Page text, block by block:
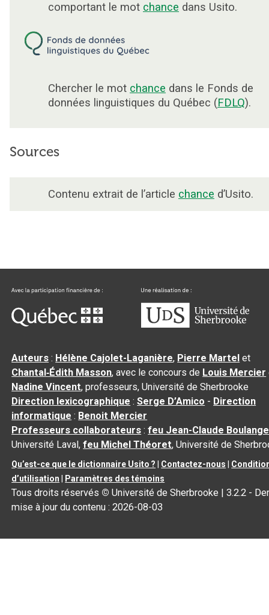
comportant le mot chance dans Usito.
Chercher le mot chance dans le Fonds de
données linguistiques du Québec (FDLQ).
Sources
Contenu extrait de l’article chance d’Usito.
Auteurs : Hélène Cajolet-Laganière, Pierre Martel et
Chantal‑Édith Masson, avec le concours de Louis Mercier
Nadine Vincent, professeurs, Université de Sherbrooke
Direction lexicographique :Serge D’Amico - Direction
informatique : Benoit Mercier
Professeurs collaborateurs :feu Jean-Claude
Université Laval,feu Michel Théoret, Université de
Qu’est-ce que le dictionnaire Usito ? Contactez-nous
d’utilisation
Paramètres des témoins
Tous droits réservés © Université de Sherbrooke |3.2.2 -
mise à jour du contenu :2026-08-03